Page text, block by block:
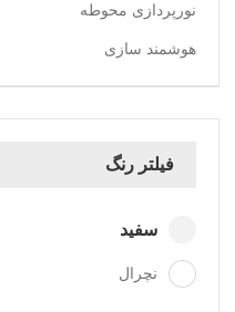
نورپردازی محوطه
هوشمند سازی
فیلتر رنگ
سفید
نچرال